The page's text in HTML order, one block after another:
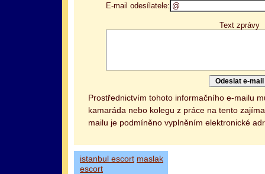
E-mail odesílatele:
Text zprávy
Prostřednictvím tohoto informačního e-mailu
kamaráda nebo kolegu z práce na tento
mailu je podmíněno vyplněním elektronické
istanbul escort maslak
escort